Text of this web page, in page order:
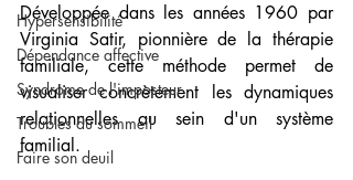
Hypersensibilité
Dépendance affective
Syndrome de l'imposteur
Troubles du sommeil
Faire son deuil
Développée dans les années 1960 par
Virginia Satir, pionnière de la thérapie
familiale, cette méthode permet de
visualiser concrètement les dynamiques
relationnelles au sein d'un système
familial.